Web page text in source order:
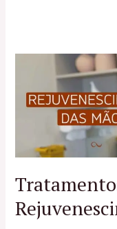
Rejuvenescimento